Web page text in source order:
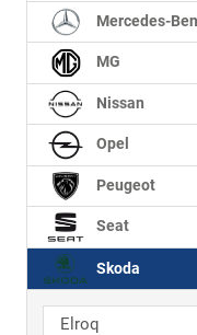
Mercedes-
MG
Nissan
Opel
Peugeot
Seat
Skoda
Elroq